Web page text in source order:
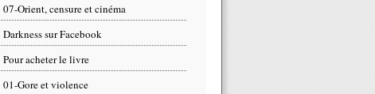
07-Orient, censure et cinéma
Darkness sur Facebook
Pour acheter le livre
01-Gore et violence